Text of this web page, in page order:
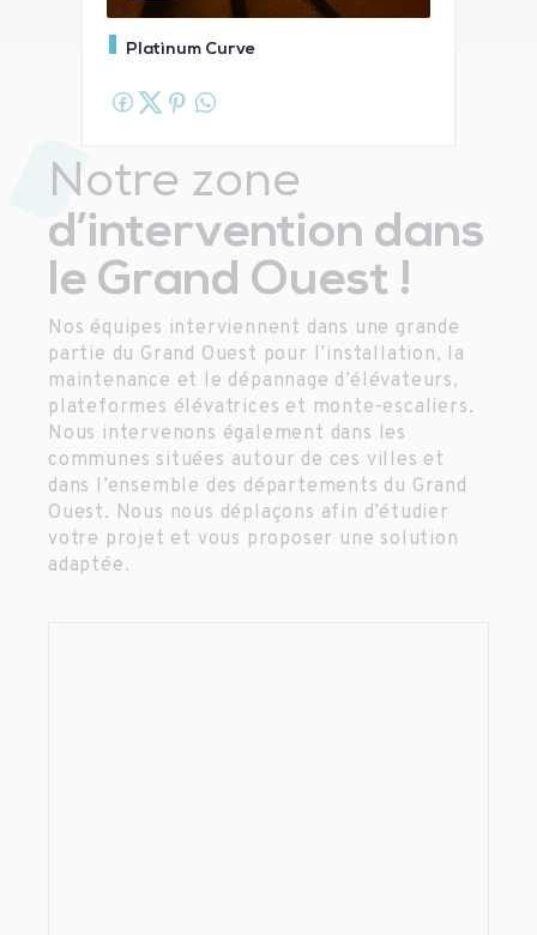
Notre zone
d’intervention dans
le Grand Ouest !
Nos équipes interviennent dans une grande
partie du Grand Ouest pour l’installation, la
maintenance et le dépannage d’élévateurs,
plateformes élévatrices et monte-escaliers.
Nous intervenons également dans les
communes situées autour de ces villes et
dans l’ensemble des départements du Grand
Ouest. Nous nous déplaçons afin d’étudier
votre projet et vous proposer une solution
adaptée.
Platinum Curve